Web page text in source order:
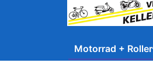
Motorrad + Roller